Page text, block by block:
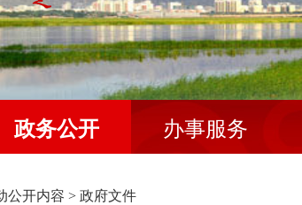
政务公开 办事服务
公开内容 > 政府文件